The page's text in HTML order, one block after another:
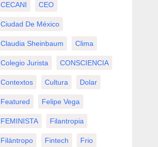
CECANI CEO
Ciudad De México
Claudia Sheinbaum Clima
Colegio Jurista CONSCIENCIA
Contextos Cultura Dolar
Featured Felipe Vega
FEMINISTA Filantropia
Filántropo Fintech Frio